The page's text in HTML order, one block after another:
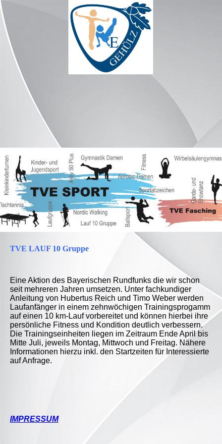
TVE LAUF 10 Gruppe
Eine Aktion des Bayerischen Rundfunks die wir schon
seit mehreren Jahren umsetzen. Unter fachkundiger
Anleitung von Hubertus Reich und Timo Weber werden
Laufanfänger in einem zehnwöchigen Trainingsprogamm
auf einen 10 km-Lauf vorbereitet und können hierbei ihre
persönliche Fitness und Kondition deutlich verbessern.
Die Trainingseinheiten liegen im Zeitraum Ende April bis
Mitte Juli, jeweils Montag, Mittwoch und Freitag. Nähere
Informationen hierzu inkl. den Startzeiten für Interessierte
auf Anfrage.
IMPRESSUM